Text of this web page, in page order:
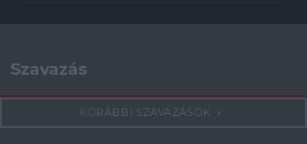
Szavazás
KORÁBBI SZAVAZÁSOK